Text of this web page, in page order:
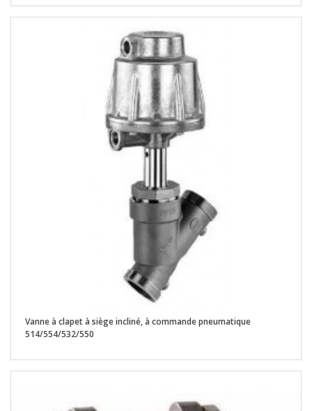
Vanne à clapet à siège incliné, à commande pneumatique
514/554/532/550